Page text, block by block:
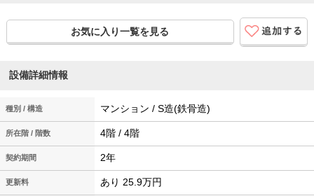
お気に入り一覧を見る
設備詳細情報
種別 / 構造 マンション / S造(鉄骨造)
所在階 / 階数 4階 / 4階
契約期間 2年
更新料 あり 25.9万円